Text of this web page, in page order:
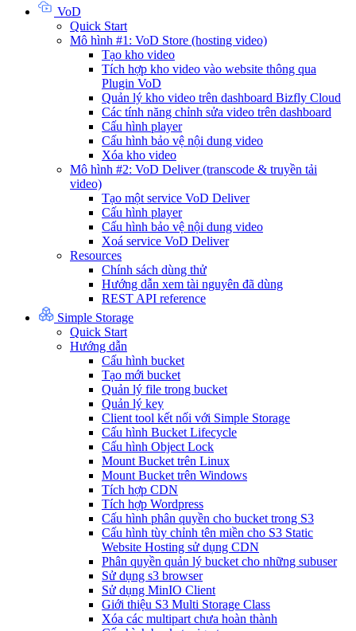
VoD
Quick Start
Mô hình #1: VoD Store (hosting video)
Tạo kho video
Tích hợp kho video vào website thông qua
Plugin VoD
Quản lý kho video trên dashboard Bizfly Cloud
Các tính năng chỉnh sửa video trên dashboard
Cấu hình player
Cấu hình bảo vệ nội dung video
Xóa kho video
Mô hình #2: VoD Deliver (transcode & truyền tải
video)
Tạo một service VoD Deliver
Cấu hình player
Cấu hình bảo vệ nội dung video
Xoá service VoD Deliver
Resources
Chính sách dùng thử
Hướng dẫn xem tài nguyên đã dùng
REST API reference
Simple Storage
Quick Start
Hướng dẫn
Cấu hình bucket
Tạo mới bucket
Quản lý file trong bucket
Quản lý key
Client tool kết nối với Simple Storage
Cấu hình Bucket Lifecycle
Cấu hình Object Lock
Mount Bucket trên Linux
Mount Bucket trên Windows
Tích hợp CDN
Tích hợp Wordpress
Cấu hình phân quyền cho bucket trong S3
Cấu hình tùy chỉnh tên miền cho S3 Static
Website Hosting sử dụng CDN
Phân quyền quản lý bucket cho những subuser
Sử dụng s3 browser
Sử dụng MinIO Client
Giới thiệu S3 Multi Storage Class
Xóa các multipart chưa hoàn thành